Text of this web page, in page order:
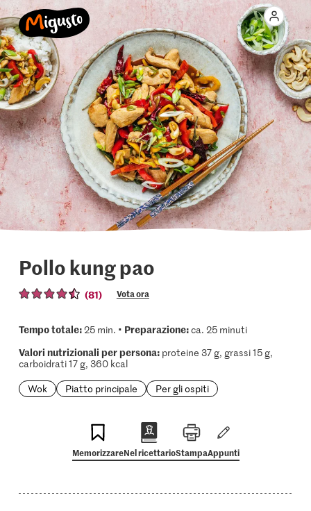
Pollo kung pao
(81) Vota ora
Tempo totale:25 min. • Preparazione:ca. 25 minuti
Valori nutrizionali per persona:proteine 37 g, grassi 15 g,
carboidrati 17 g, 360 kcal
Wok
Piatto principale Per gli ospiti
MemorizzareNel ricettarioStampaAppunti